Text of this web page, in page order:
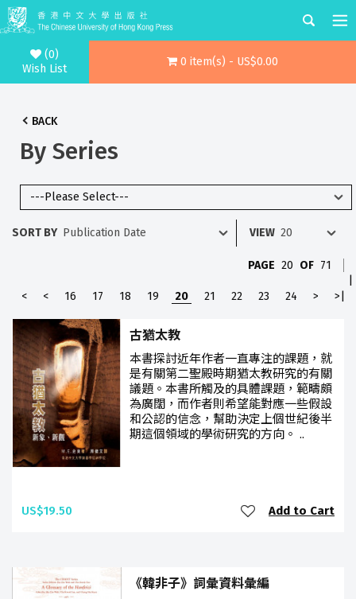
(0)
Wish List
0 item(s) - US$0.00
BACK
By Series
SORT BY VIEW
PAGE 20 OF 71
<
< 16 17 18 19 20 21 22 23 24 > >|
古猶太教
本書探討近年作者一直專注的課題，就
是有關第二聖殿時期猶太教研究的有關
議題。本書所觸及的具體課題，範疇頗
為廣闊，而作者則希望能對應一些假設
和公認的信念，幫助決定上個世紀後半
期這個領域的學術研究的方向。 ..
US$19.50 Add to Cart
《韓非子》詞彙資料彙編